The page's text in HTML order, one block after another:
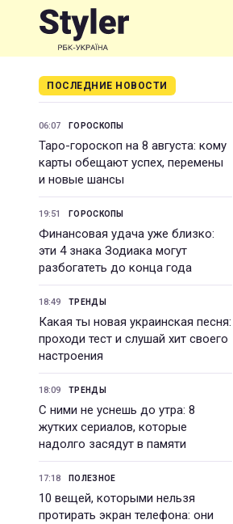
ПОСЛЕДНИЕ НОВОСТИ
06:07 ГОРОСКОПЫ
Таро-гороскоп на 8 августа: кому
карты обещают успех, перемены
и новые шансы
19:51 ГОРОСКОПЫ
Финансовая удача уже близко:
эти 4 знака Зодиака могут
разбогатеть до конца года
18:49 ТРЕНДЫ
Какая ты новая украинская песня:
проходи тест и слушай хит своего
настроения
18:09 ТРЕНДЫ
С ними не уснешь до утра: 8
жутких сериалов, которые
надолго засядут в памяти
17:18 ПОЛЕЗНОЕ
10 вещей, которыми нельзя
протирать экран телефона: они